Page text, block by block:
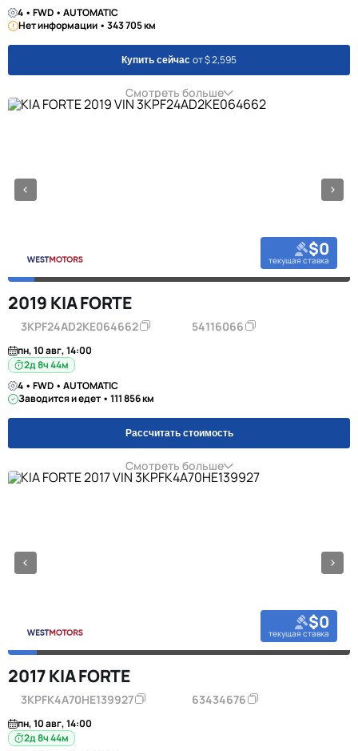
4 • FWD • AUTOMATIC
Нет информации • 343 705 км
Купить сейчас от $ 2,595
Смотреть больше
$0
текущая ставка
2019 KIA FORTE
3KPF24AD2KE064662 54116066
пн, 10 авг, 14:00
2д 8ч 44м
4 • FWD • AUTOMATIC
Заводится и едет • 111 856 км
Рассчитать стоимость
Смотреть больше
$0
текущая ставка
2017 KIA FORTE
3KPFK4A70HE139927 63434676
пн, 10 авг, 14:00
2д 8ч 44м